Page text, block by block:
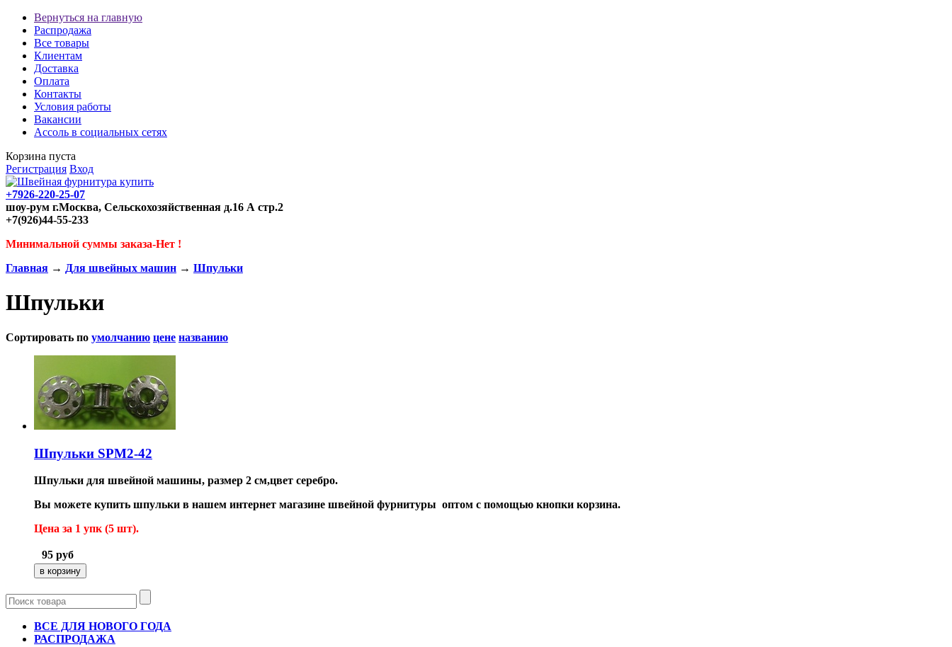
Вернуться на главную
Распродажа
Все товары
Клиентам
Доставка
Оплата
Контакты
Условия работы
Вакансии
Ассоль в социальных сетях
Корзина пуста
Регистрация Вход
+7926-220-25-07
шоу-рум г.Москва, Сельскохозяйственная д.16 А стр.2
+7(926)44-55-233
Минимальной суммы заказа-Нет !
Главная → Для швейных машин → Шпульки
Шпульки
Сортировать по умолчанию цене названию
Шпульки SPM2-42
Шпульки для швейной машины, размер 2 см,цвет серебро.
Вы можете купить шпульки в нашем интернет магазине швейной фурнитуры оптом с помощью кнопки корзина.
Цена за 1 упк (5 шт).
95 руб
ВСЕ ДЛЯ НОВОГО ГОДА
РАСПРОДАЖА